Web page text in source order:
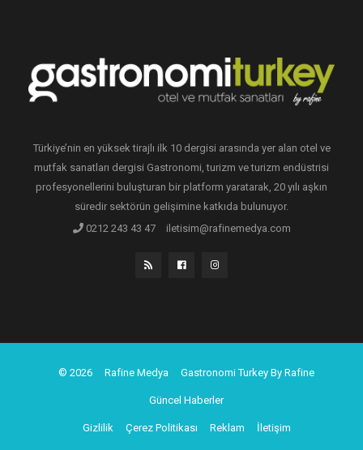
Türkiye’nin en yüksek tirajlı ilk 10 dergisi arasında yer alan otel ve
mutfak sanatları dergisi Gastronomi, turizm ve turizm endüstrisi
profesyonellerini buluşturan bir platform yaratarak, 20 yılı aşkın
süredir sektörün gelişimine katkıda bulunuyor.
0212 243 43 47
iletisim@rafinemedya.com
© 2026 Rafine Medya Gastronomi Turkey By Rafine
Güncel Haberler
Gizlilik Çerez Politikası Reklam İletişim